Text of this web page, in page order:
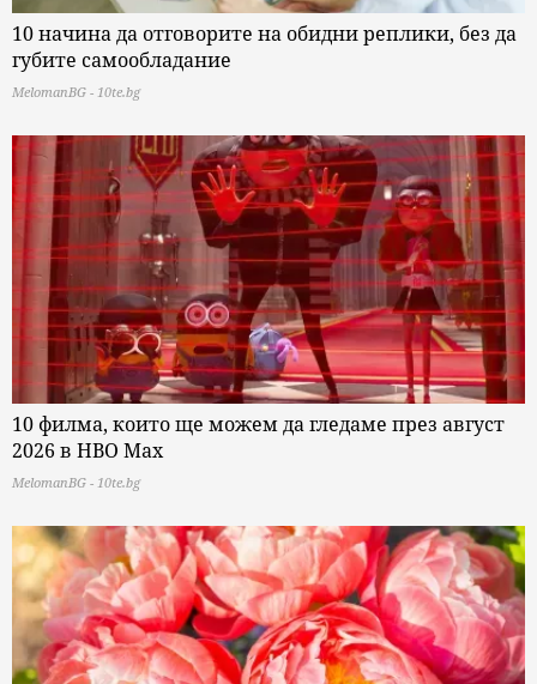
10 начина да отговорите на обидни реплики, без да
губите самообладание
MelomanBG - 10te.bg
10 филма, които ще можем да гледаме през август
2026 в HBO Max
MelomanBG - 10te.bg